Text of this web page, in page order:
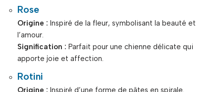
Rose
Origine : Inspiré de la fleur, symbolisant la beauté et
l’amour.
Signification : Parfait pour une chienne délicate qui
apporte joie et affection.
Rotini
Origine : Inspiré d’une forme de pâtes en spirale.